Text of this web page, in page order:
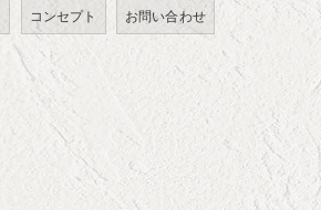
コンセプト お問い合わせ